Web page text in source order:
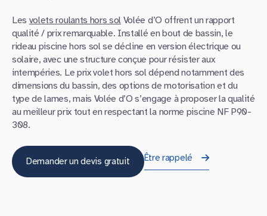
Les volets roulants hors sol Volée d’O offrent un rapport
qualité / prix remarquable. Installé en bout de bassin, le
rideau piscine hors sol se décline en version électrique ou
solaire, avec une structure conçue pour résister aux
intempéries. Le prix volet hors sol dépend notamment des
dimensions du bassin, des options de motorisation et du
type de lames, mais Volée d’O s’engage à proposer la qualité
au meilleur prix tout en respectant la norme piscine NF P90-
308.
Demander un devis gratuit Être rappelé